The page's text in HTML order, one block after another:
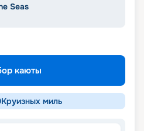
Seas
каюты
Круизных миль